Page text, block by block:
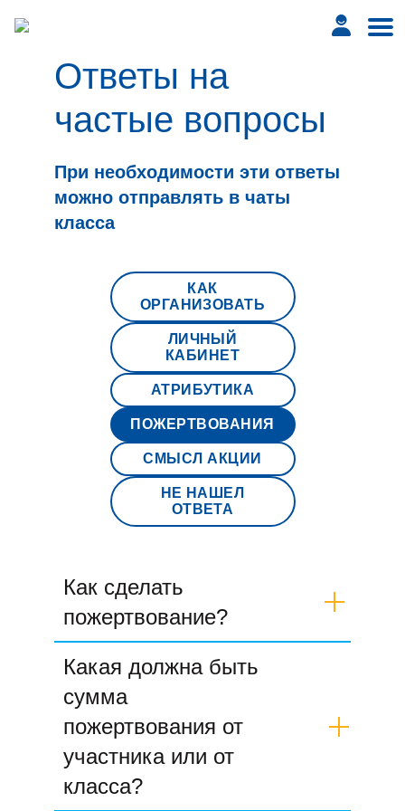
Ответы на
частые вопросы
При необходимости эти ответы
можно отправлять в чаты
класса
КАК
ОРГАНИЗОВАТЬ
ЛИЧНЫЙ
КАБИНЕТ
АТРИБУТИКА
ПОЖЕРТВОВАНИЯ
СМЫСЛ АКЦИИ
НЕ НАШЕЛ
ОТВЕТА
Как сделать
пожертвование?
Вы можете сделать
онлайн-перевод
через личный кабинет или по ссылке
от организатора
в акции.
В платёжную форму автоматически
подтягиваются данные о городе, школе
Какая должна быть
сумма
пожертвования от
участника или от
класса?